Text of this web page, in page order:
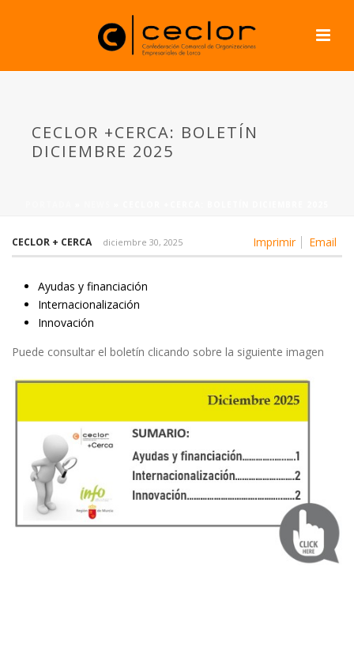
CECLOR +CERCA: BOLETÍN
DICIEMBRE 2025
Imprimir Email
CECLOR + CERCA diciembre 30, 2025
Ayudas y financiación
Internacionalización
Innovación
Puede consultar el boletín clicando sobre la siguiente imagen